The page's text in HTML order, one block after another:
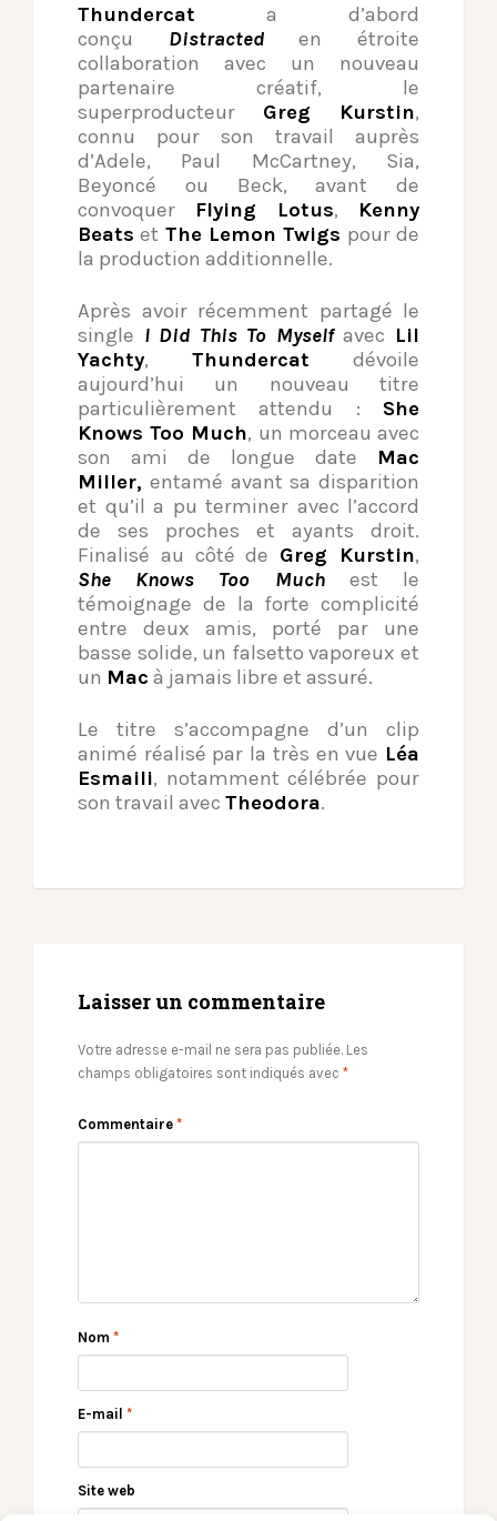
Thundercat a d’abord
conçu Distracteden étroite
collaboration avec un nouveau
partenaire créatif, le
superproducteur Greg Kurstin,
connu pour son travail auprès
d’Adele, Paul McCartney, Sia,
Beyoncé ou Beck, avant de
convoquer Flying Lotus, Kenny
Beats et The Lemon Twigs pour de
la production additionnelle.
Après avoir récemment partagé le
single I Did This To Myselfavec Lil
Yachty, Thundercat dévoile
aujourd’hui un nouveau titre
particulièrement attendu : She
Knows Too Much, un morceau avec
son ami de longue date Mac
Miller, entamé avant sa disparition
et qu’il a pu terminer avec l’accord
de ses proches et ayants droit.
Finalisé au côté de Greg Kurstin,
She Knows Too Muchest le
témoignage de la forte complicité
entre deux amis, porté par une
basse solide, un falsetto vaporeux et
un Mac à jamais libre et assuré.
Le titre s’accompagne d’un clip
animé réalisé par la très en vue Léa
Esmaili, notamment célébrée pour
son travail avec Theodora.
Laisser un commentaire
Votre adresse e-mail ne sera pas publiée. Les
champs obligatoires sont indiqués avec *
Commentaire *
Nom *
E-mail *
Site web